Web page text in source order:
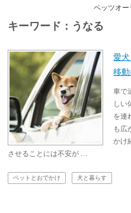
ペッツオー
キーワード：うなる
愛
移
車で
しい
を連
も広
かけ
させることには不安が …
ペットとおでかけ 犬と暮らす